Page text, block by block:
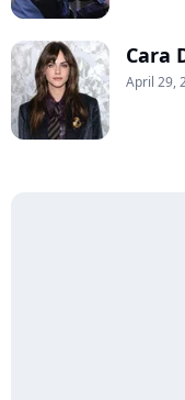
Cara
April 29,